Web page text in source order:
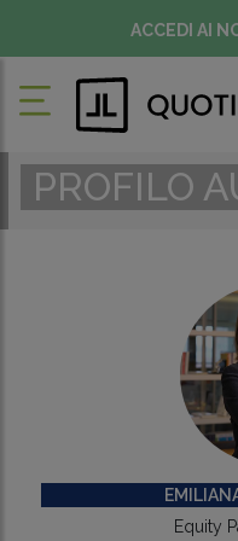
ACCEDI AI
PROFILO
Equity